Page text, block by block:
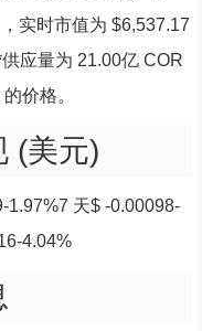
实时市值为 $6,537.17
应量为 21.00亿 COR
价格。
(美元)
1.97%7 天$ -0.00098-
4.04%